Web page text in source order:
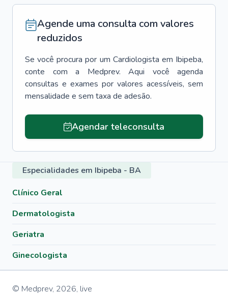
Agende uma consulta com valores
reduzidos
Se você procura por um Cardiologista em Ibipeba,
conte com a Medprev. Aqui você agenda
consultas e exames por valores acessíveis, sem
mensalidade e sem taxa de adesão.
Agendar teleconsulta
Especialidades em Ibipeba - BA
Clínico Geral
Dermatologista
Geriatra
Ginecologista
© Medprev, 2026, live